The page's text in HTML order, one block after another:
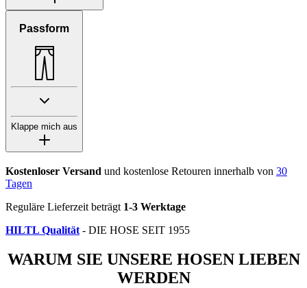
Passform
Klappe mich aus
Kostenloser Versand und kostenlose Retouren innerhalb von 30
Tagen
Reguläre Lieferzeit beträgt 1-3 Werktage
HILTL Qualität - DIE HOSE SEIT 1955
WARUM SIE UNSERE HOSEN LIEBEN
WERDEN